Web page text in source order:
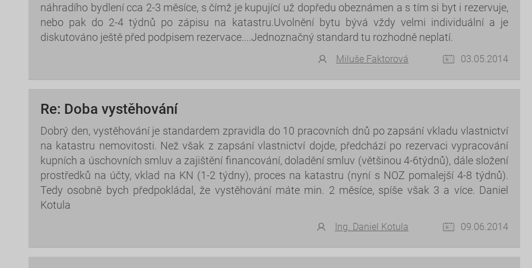
náhradího bydlení cca 2-3 měsíce, s čímž je kupující už dopředu obeznámen a s tím si byt i rezervuje,
nebo pak do 2-4 týdnů po zápisu na katastru.Uvolnění bytu bývá vždy velmi individuální a je
diskutováno ještě před podpisem rezervace....Jednoznačný standard tu rozhodně neplatí.
Miluše Faktorová 03.05.2014
Re: Doba vystěhování
Dobrý den, vystěhování je standardem zpravidla do 10 pracovních dnů po zapsání vkladu vlastnictví
na katastru nemovitosti. Než však z zapsání vlastnictví dojde, předchází po rezervaci vypracování
kupních a úschovních smluv a zajištění financování, doladění smluv (většinou 4-6týdnů), dále složení
prostředků na účty, vklad na KN (1-2 týdny), proces na katastru (nyní s NOZ pomalejší 4-8 týdnů).
Tedy osobně bych předpokládal, že vystěhování máte min. 2 měsíce, spíše však 3 a více. Daniel
Kotula
Ing. Daniel Kotula 09.06.2014